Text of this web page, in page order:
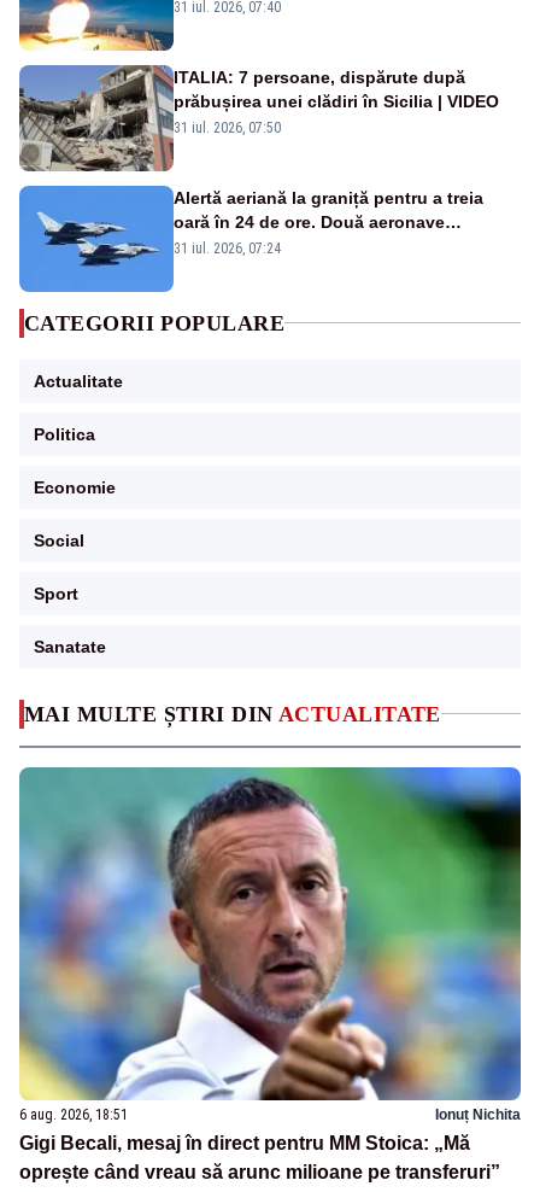
MAI MULTE ȘTIRI DIN ACTUALITATE
6 aug. 2026, 18:51 Ionuț Nichita
Gigi Becali, mesaj în direct pentru MM Stoica: „Mă
oprește când vreau să arunc milioane pe transferuri”
americană, distrusă de o rachetă
31 iul. 2026, 07:40
ITALIA: 7 persoane, dispărute după
prăbușirea unei clădiri în Sicilia | VIDEO
31 iul. 2026, 07:50
Alertă aeriană la graniță pentru a treia
oară în 24 de ore. Două aeronave
Eurofighter britanice au fost ridicate de la
31 iul. 2026, 07:24
CATEGORII POPULARE
Actualitate
Politica
Economie
Social
Sport
Sanatate